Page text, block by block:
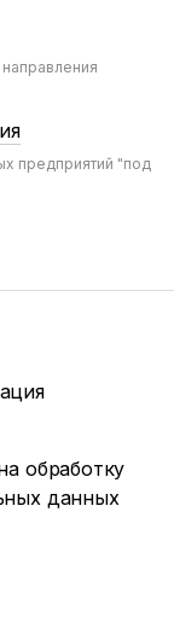
предприятий "под
обработку
данных